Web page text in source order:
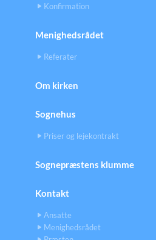
Konfirmation
Menighedsrådet
Referater
Om kirken
Sognehus
Priser og lejekontrakt
Sognepræstens klumme
Kontakt
Ansatte
Menighedsrådet